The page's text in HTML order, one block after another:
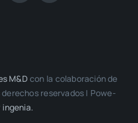
M&D con la cola­bo­ra­ción de
dere­chos reser­va­dos | Powe­
inge­nia.